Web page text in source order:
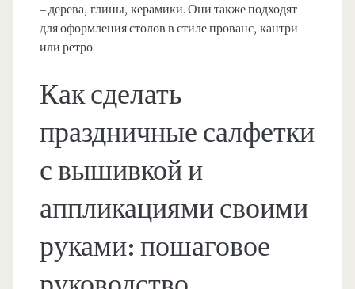
– дерева, глины, керамики. Они также подходят
для оформления столов в стиле прованс, кантри
или ретро.
Как сделать
праздничные салфетки
с вышивкой и
аппликациями своими
руками: пошаговое